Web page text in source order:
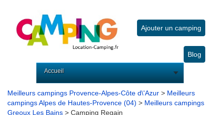
Ajouter un camping
Blog
Accueil
Meilleurs campings Provence-Alpes-Côte d\'Azur > Meilleurs
campings Alpes de Hautes-Provence (04) > Meilleurs campings
Greoux Les Bains > Camping Regain